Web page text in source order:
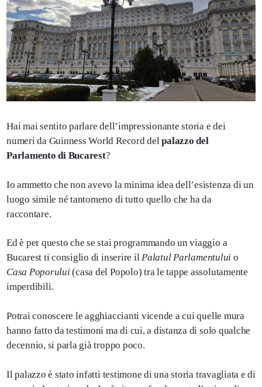
Hai mai sentito parlare dell’impressionante storia e dei
numeri da Guinness World Record delpalazzo del
Parlamento di Bucarest?
Io ammetto che non avevo la minima idea dell’esistenza di un
luogo simile né tantomeno di tutto quello che ha da
raccontare.
Ed è per questo che se stai programmando un viaggio a
Bucarest ti consiglio di inserire ilPalatul Parlamentului o
Casa Poporului (casa del Popolo) tra le tappe assolutamente
imperdibili.
Potrai conoscere le agghiaccianti vicende a cui quelle mura
hanno fatto da testimoni ma di cui, a distanza di solo qualche
decennio, si parla già troppo poco.
Il palazzo è stato infatti testimone di una storia travagliata e di